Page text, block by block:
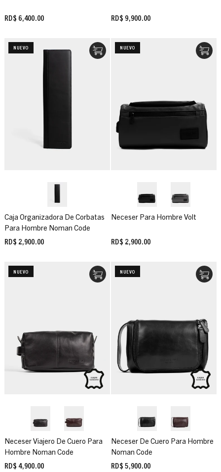
RD$ 6,400.00 RD$ 9,900.00
NUEVO
Caja Organizadora De Corbatas
Para Hombre Noman Code
RD$ 2,900.00
NUEVO
Neceser Para Hombre Volt
RD$ 2,900.00
NUEVO
Neceser Viajero De Cuero Para
Hombre Noman Code
RD$ 4,900.00
NUEVO
Neceser De Cuero Para Hombre
Noman Code
RD$ 5,900.00